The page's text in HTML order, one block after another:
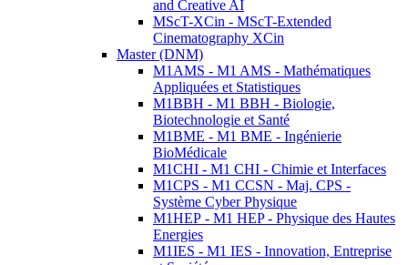
and Creative AI
MScT-XCin - MScT-Extended
Cinematography XCin
Master (DNM)
M1AMS - M1 AMS - Mathématiques
Appliquées et Statistiques
M1BBH - M1 BBH - Biologie,
Biotechnologie et Santé
M1BME - M1 BME - Ingénierie
BioMédicale
M1CHI - M1 CHI - Chimie et Interfaces
M1CPS - M1 CCSN - Maj. CPS -
Système Cyber Physique
M1HEP - M1 HEP - Physique des Hautes
Energies
M1IES - M1 IES - Innovation, Entreprise